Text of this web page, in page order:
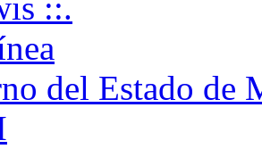
::.
del Estado de